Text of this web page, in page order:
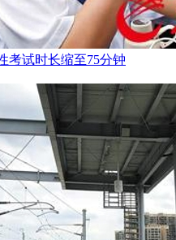
考试时长缩至75分钟